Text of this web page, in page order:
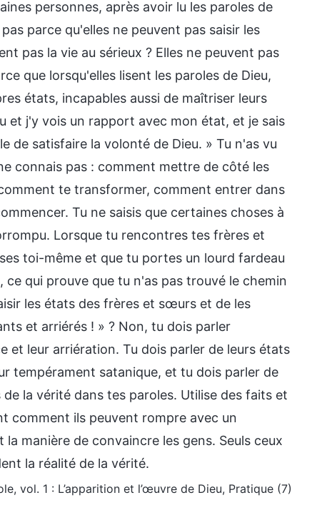
personnes, après avoir lu les paroles de
parce qu'elles ne peuvent pas saisir les
pas la vie au sérieux ? Elles ne peuvent pas
que lorsqu'elles lisent les paroles de Dieu,
états, incapables aussi de maîtriser leurs
et j'y vois un rapport avec mon état, et je sais
de satisfaire la volonté de Dieu. » Tu n'as vu
connais pas : comment mettre de côté les
te transformer, comment entrer dans
Tu ne saisis que certaines choses à
Lorsque tu rencontres tes frères et
toi-même et que tu portes un lourd fardeau
qui prouve que tu n'as pas trouvé le chemin
les états des frères et sœurs et de les
et arriérés ! » ? Non, tu dois parler
et leur arriération. Tu dois parler de leurs états
tempérament satanique, et tu dois parler de
la vérité dans tes paroles. Utilise des faits et
comment ils peuvent rompre avec un
manière de convaincre les gens. Seuls ceux
la réalité de la vérité.
vol. 1 : L’apparition et l’œuvre de Dieu, Pratique (7)